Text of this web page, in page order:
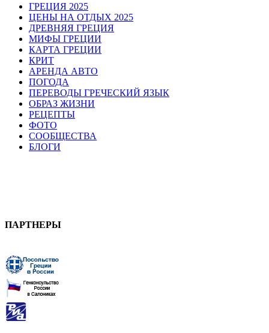
ГРЕЦИЯ 2025
ЦЕНЫ НА ОТДЫХ 2025
ДРЕВНЯЯ ГРЕЦИЯ
МИФЫ ГРЕЦИИ
КАРТА ГРЕЦИИ
КРИТ
АРЕНДА АВТО
ПОГОДА
ПЕРЕВОДЫ ГРЕЧЕСКИЙ ЯЗЫК
ОБРАЗ ЖИЗНИ
РЕЦЕПТЫ
ФОТО
СООБЩЕСТВА
БЛОГИ
ПАРТНЕРЫ